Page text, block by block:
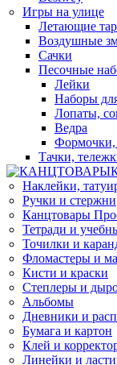
Игры на улице
Летающие
Воздушные
Сачки
Песочные
Лейки
Наборы
Лопаты,
Ведра
Тачки,
Наклейки,
Ручки и стержни
Канцтовары
Тетради и
Точилки и
Фломастеры и
Кисти и краски
Степлеры и
Альбомы
Дневники и
Бумага и картон
Клей и
Линейки и